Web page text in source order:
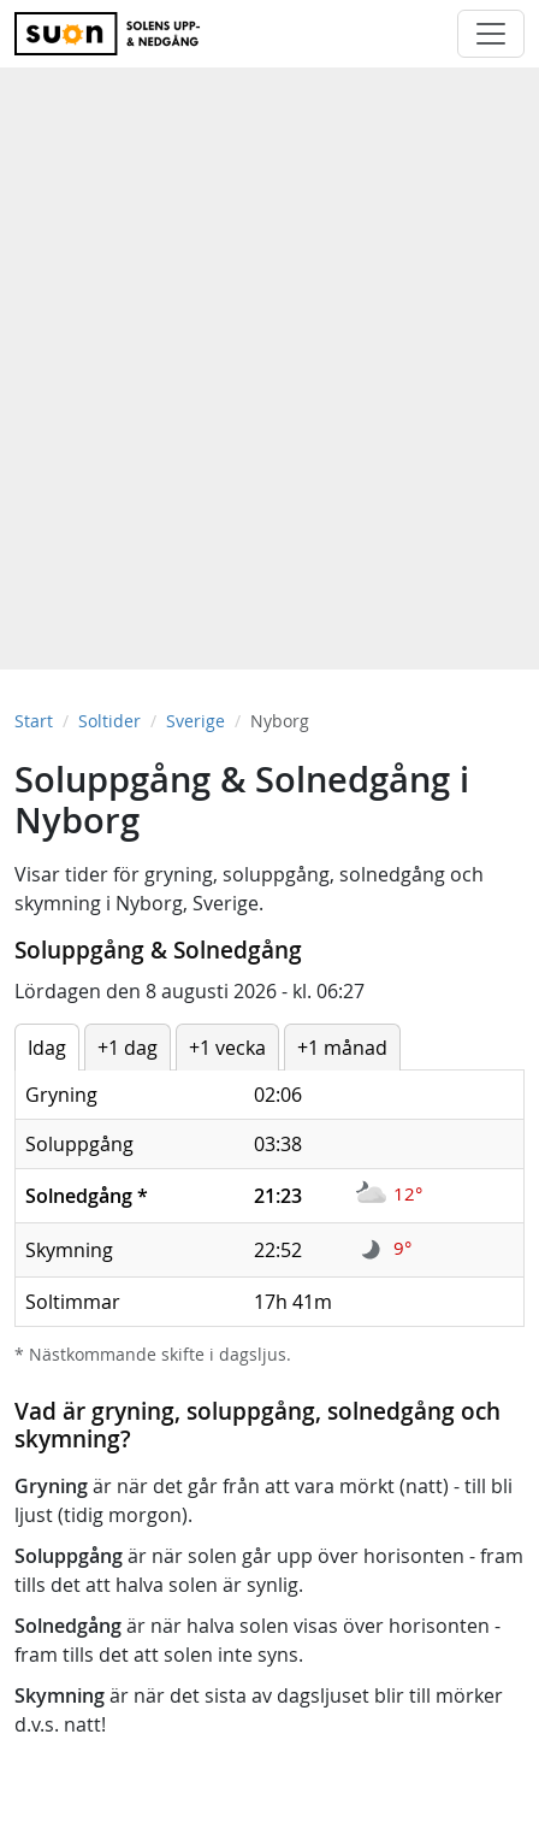
Start Soltider Sverige Nyborg
Soluppgång & Solnedgång i
Nyborg
Visar tider för gryning, soluppgång, solnedgång och
skymning i Nyborg, Sverige.
Soluppgång & Solnedgång
Lördagen den 8 augusti 2026 - kl. 06:27
Idag +1 dag +1 vecka
+1 månad
Gryning
02:06
Soluppgång
03:38
Solnedgång* 21:23 12°
Skymning 22:52 9°
Soltimmar 17h 41m
* Nästkommande skifte i dagsljus.
Vad är gryning, soluppgång, solnedgång och
skymning?
Gryningär när det går från att vara mörkt (natt) - till bli
ljust (tidig morgon).
Soluppgångär när solen går upp över horisonten - fram
tills det att halva solen är synlig.
Solnedgångär när halva solen visas över horisonten -
fram tills det att solen inte syns.
Skymningär när det sista av dagsljuset blir till mörker
d.v.s. natt!